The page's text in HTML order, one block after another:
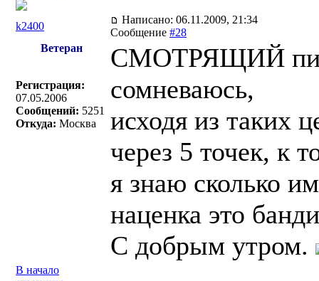
k2400
Написано: 06.11.2009, 21:34
Сообщение #28
Ветеран
Регистрация:
07.05.2006
Сообщений: 5251
Откуда: Москва
СМОТРЯЩИЙ
сомневаюсь,
исходя из таких
через 5 точек, к
я знаю сколько
наценка это
C добрым утром.
В начало